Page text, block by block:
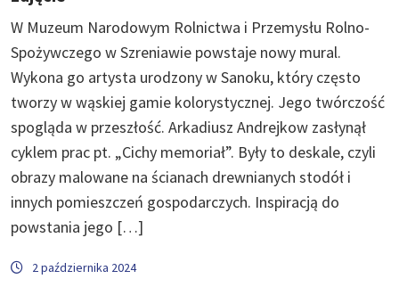
W Muzeum Narodowym Rolnictwa i Przemysłu Rolno-
Spożywczego w Szreniawie powstaje nowy mural.
Wykona go artysta urodzony w Sanoku, który często
tworzy w wąskiej gamie kolorystycznej. Jego twórczość
spogląda w przeszłość. Arkadiusz Andrejkow zasłynął
cyklem prac pt. „Cichy memoriał”. Były to deskale, czyli
obrazy malowane na ścianach drewnianych stodół i
innych pomieszczeń gospodarczych. Inspiracją do
powstania jego […]
2 października 2024